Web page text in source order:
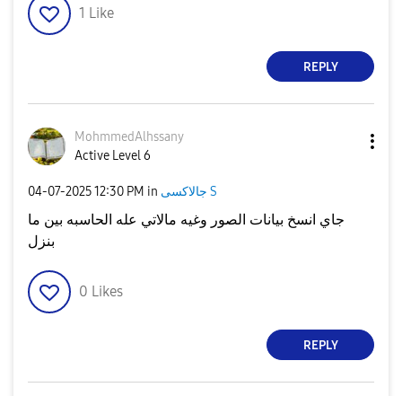
1 Like
REPLY
MohmmedAlhssany
Active Level 6
‎04-07-202512:30 PM in جالاكسى S
جاي انسخ بيانات الصور وغيه مالاتي عله الحاسبه بين ما
بنزل
0 Likes
REPLY